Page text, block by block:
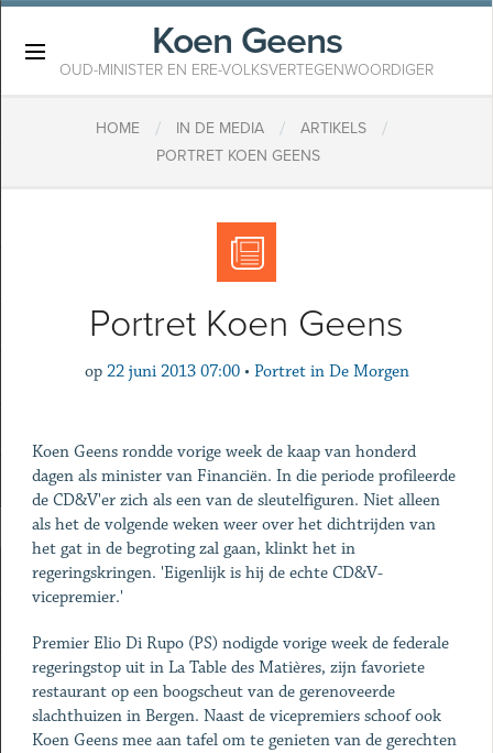
Koen Geens
OUD-MINISTER EN ERE-VOLKSVERTEGENWOORDIGER
HOME / IN DE MEDIA / ARTIKELS /
PORTRET KOEN GEENS
Portret Koen Geens
op 22 juni 2013 07:00 • Portret in De Morgen
Koen Geens rondde vorige week de kaap van honderd
dagen als minister van Financiën. In die periode profileerde
de CD&V'er zich als een van de sleutelfiguren. Niet alleen
als het de volgende weken weer over het dichtrijden van
het gat in de begroting zal gaan, klinkt het in
regeringskringen. 'Eigenlijk is hij de echte CD&V-
vicepremier.'
Premier Elio Di Rupo (PS) nodigde vorige week de federale
regeringstop uit in La Table des Matières, zijn favoriete
restaurant op een boogscheut van de gerenoveerde
slachthuizen in Bergen. Naast de vicepremiers schoof ook
Koen Geens mee aan tafel om te genieten van de gerechten